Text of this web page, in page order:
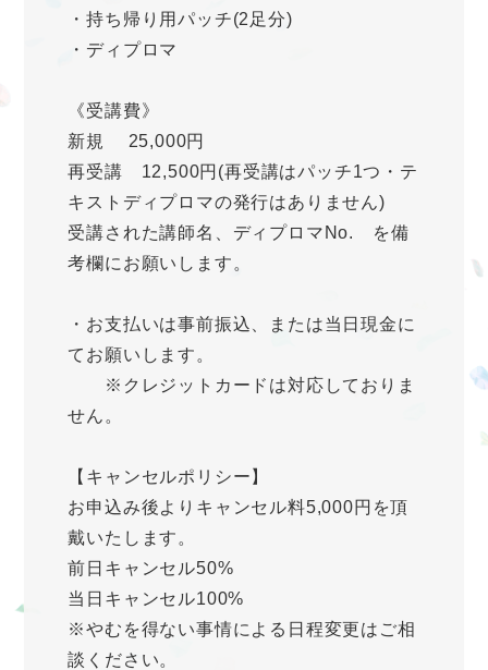
・持ち帰り用パッチ(2足分)
・ディプロマ
《受講費》
新規 25,000円
再受講 12,500円(再受講はパッチ1つ・テ
キストディプロマの発行はありません)
受講された講師名、ディプロマNo. を備
考欄にお願いします。
・お支払いは事前振込、または当日現金に
てお願いします。
※クレジットカードは対応しておりま
せん。
【キャンセルポリシー】
お申込み後よりキャンセル料5,000円を頂
戴いたします。
前日キャンセル50%
当日キャンセル100%
※やむを得ない事情による日程変更はご相
談ください。